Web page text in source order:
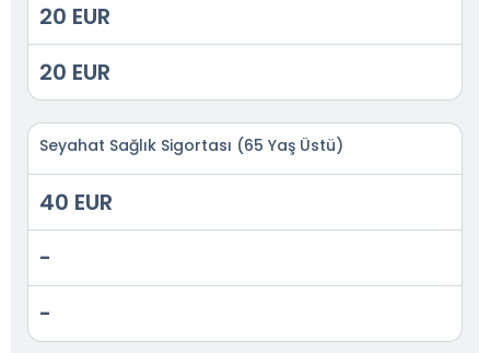
20 EUR
20 EUR
Seyahat Sağlık Sigortası (65 Yaş Üstü)
40 EUR
-
-